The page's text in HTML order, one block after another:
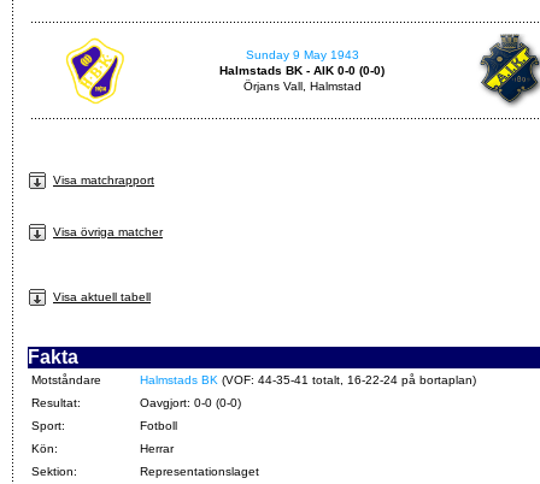
Sunday 9 May 1943
Halmstads BK - AIK 0-0 (0-0)
Örjans Vall, Halmstad
Visa matchrapport
Visa övriga matcher
Visa aktuell tabell
Fakta
Motståndare Halmstads BK (VOF: 44-35-41 totalt, 16-22-24 på bortaplan)
Resultat:
Oavgjort: 0-0 (0-0)
Sport:
Fotboll
Kön:
Herrar
Sektion:
Representationslaget